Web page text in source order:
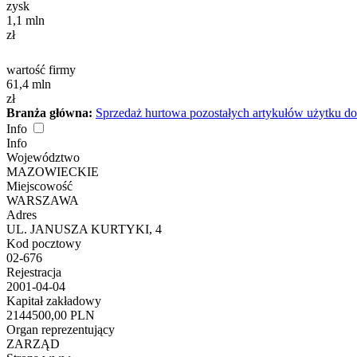
zysk
1,1 mln
zł
wartość firmy
61,4 mln
zł
Branża główna: Sprzedaż hurtowa pozostałych artykułów użytku
Info
Info
Województwo
MAZOWIECKIE
Miejscowość
WARSZAWA
Adres
UL. JANUSZA KURTYKI, 4
Kod pocztowy
02-676
Rejestracja
2001-04-04
Kapitał zakładowy
2144500,00 PLN
Organ reprezentujący
ZARZĄD